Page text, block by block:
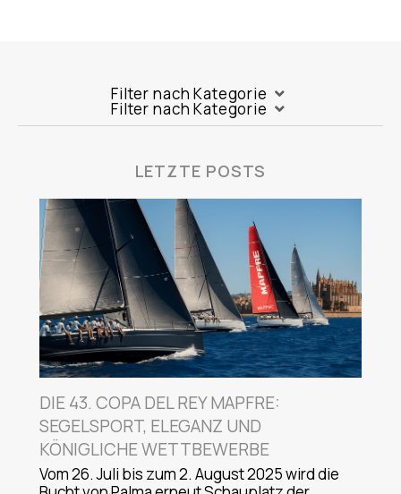
Filter nach Kategorie
Filter nach Kategorie
LETZTE POSTS
DIE 43. COPA DEL REY MAPFRE:
SEGELSPORT, ELEGANZ UND
KÖNIGLICHE WETTBEWERBE
Vom 26. Juli bis zum 2. August 2025 wird die